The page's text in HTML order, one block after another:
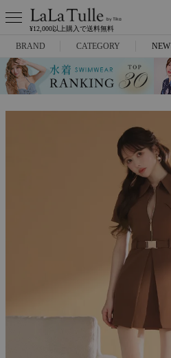
¥12,000以上購入で送料無料
BRAND
Anella
CATEGORY
ミニドレス
NEW